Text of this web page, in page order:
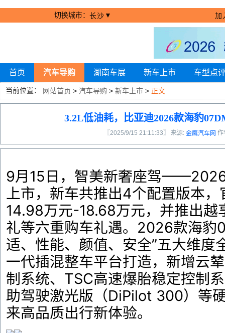
切换城市： 长沙 ▼ 加
首页 汽车导购 湖南车展 新车上市 车型点
当前位置： 网站首页 > 汽车导购 > 新车上市 > 正文
3.2L低油耗，比亚迪2026款海豹
〖2025/9/15 21:11:33〗 来源: 金鹰汽车网 作
9月15日，智美新奢座驾
上市，新车共推出4个配置版本，
14.98万元-18.68万元，并推出越
礼等六重购车礼遇。2026款海豹
适、性能、颜值、安全”五大维度
一代插混整车平台打造，新增云
制系统、TSC高速爆胎稳定控制
助驾驶激光版（DiPilot 300）等
来高品质出行新体验。